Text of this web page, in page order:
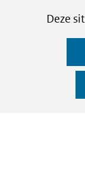
CookiesDeze